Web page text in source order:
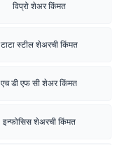
विप्रो शेअर किंमत
टाटा स्टील शेअरची किंमत
एच डी एफ सी शेअर किंमत
इन्फोसिस शेअरची किंमत